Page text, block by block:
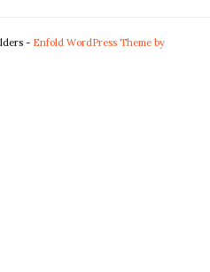
- Enfold WordPress Theme by